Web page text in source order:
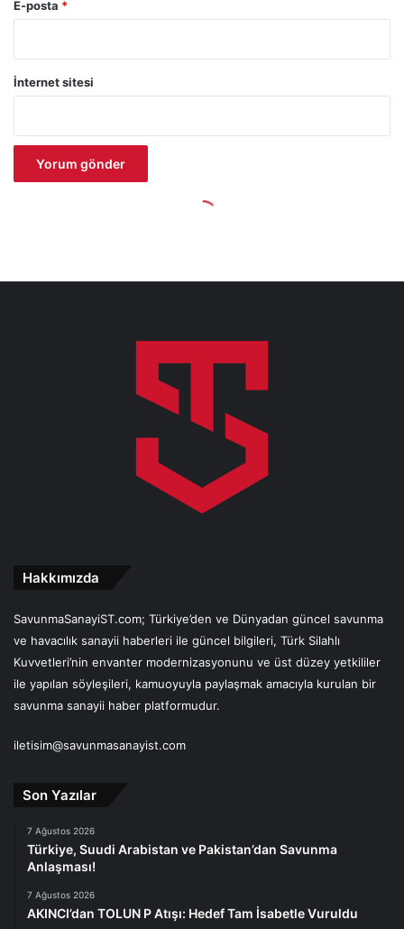
Hakkımızda
SavunmaSanayiST.com; Türkiye’den ve Dünyadan güncel savunma
ve havacılık sanayii haberleri ile güncel bilgileri, Türk Silahlı
Kuvvetleri’nin envanter modernizasyonunu ve üst düzey yetkililer
ile yapılan söyleşileri, kamuoyuyla paylaşmak amacıyla kurulan bir
savunma sanayii haber platformudur.
iletisim@savunmasanayist.com
Son Yazılar
7 Ağustos 2026
Türkiye, Suudi Arabistan ve Pakistan’dan Savunma
Anlaşması!
7 Ağustos 2026
AKINCI’dan TOLUN P Atışı: Hedef Tam İsabetle Vuruldu